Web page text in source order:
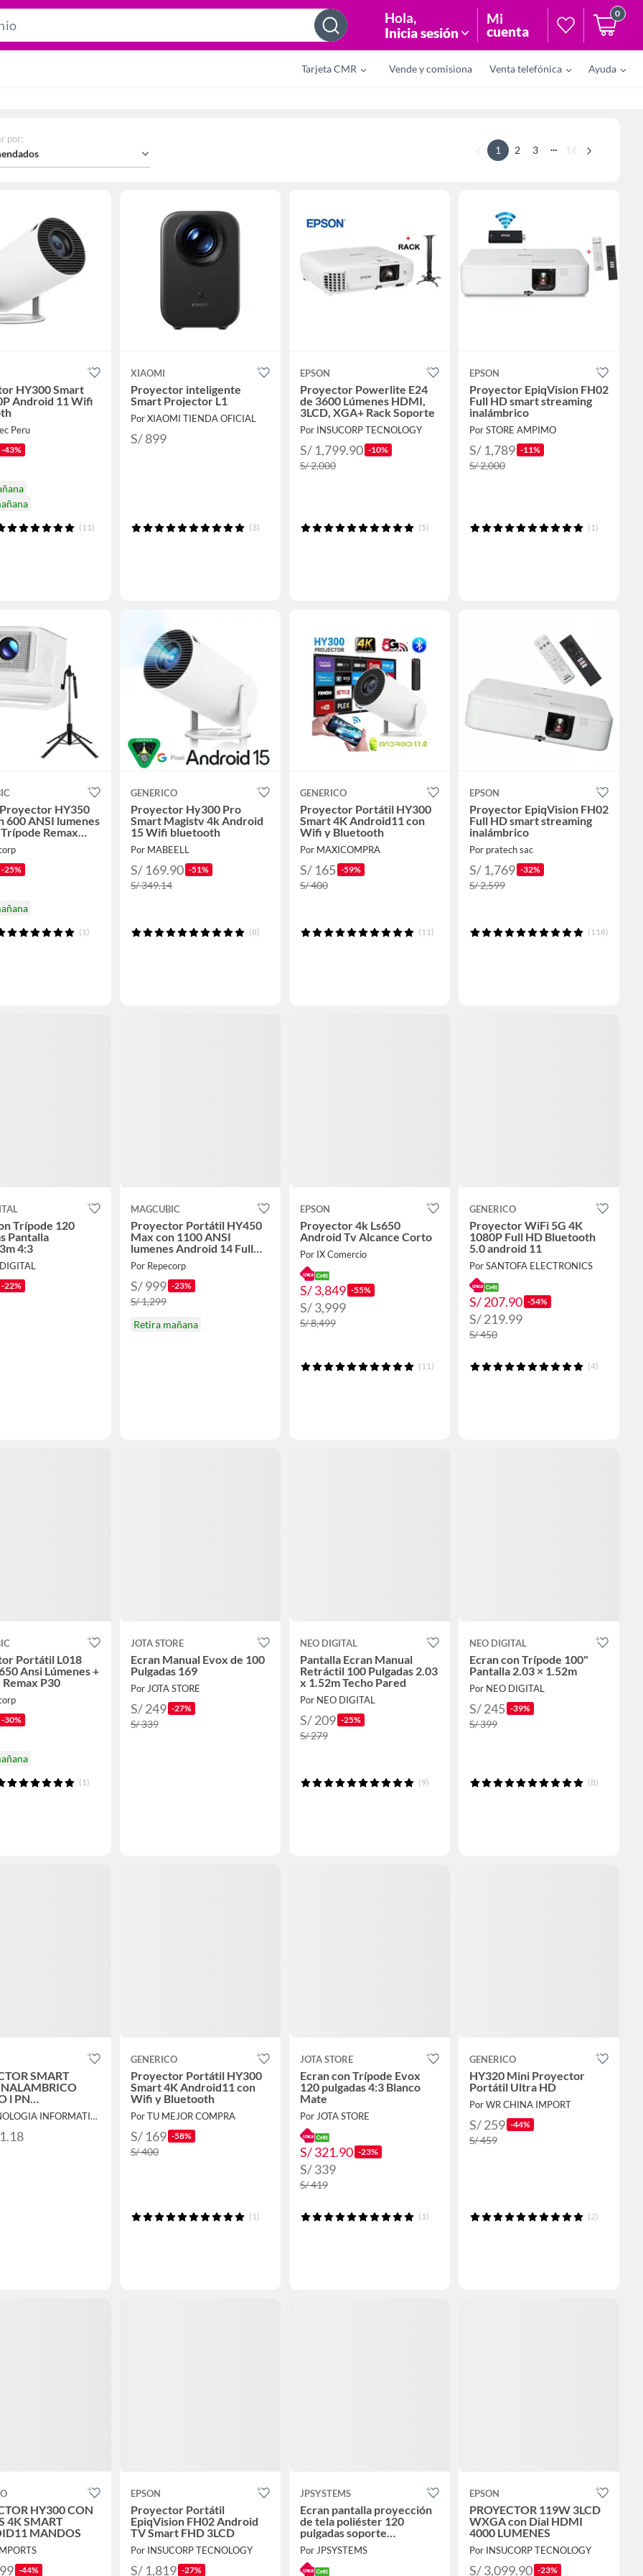
Bar
Hola,
Inicia sesión
Mi
cuenta
0
Tarjeta CMR Vende y comisiona Venta telefónica Ayuda
por:
1 2 3 ... 16
HY300 Smart
Android 11 Wifi
Peru
-43%
(11)
XIAOMI
Proyector inteligente
Smart Projector L1
Por XIAOMI TIENDA OFICIAL
S/ 899
(3)
EPSON
Proyector Powerlite E24
de 3600 Lúmenes HDMI,
3LCD, XGA+ Rack Soporte
Por INSUCORP TECNOLOGY
S/ 1,799.90 -10%
S/ 2,000
(5)
EPSON
Proyector EpiqVision FH02
Full HD smart streaming
inalámbrico
Por STORE AMPIMO
S/ 1,789 -11%
S/ 2,000
(1)
HY350
600 ANSI lumenes
Remax
-25%
(1)
GENERICO
Proyector Hy300 Pro
Smart Magistv 4k Android
15 Wifi bluetooth
Por MABEELL
S/ 169.90 -51%
S/ 349.14
(8)
GENERICO
Proyector Portátil HY300
Smart 4K Android11 con
Wifi y Bluetooth
Por MAXICOMPRA
S/ 165 -59%
S/ 400
(11)
EPSON
Proyector EpiqVision FH02
Full HD smart streaming
inalámbrico
Por pratech sac
S/ 1,769 -32%
S/ 2,599
(118)
Trípode 120
Pantalla
4:3
-22%
MAGCUBIC
Proyector Portátil HY450
Max con 1100 ANSI
lumenes Android 14 Full
HD y Enfoque Automático
Por Repecorp
S/ 999 -23%
S/ 1,299
Retira mañana
EPSON
Proyector 4k Ls650
Android Tv Alcance Corto
Por IX Comercio
S/ 3,849 -55%
S/ 3,999
S/ 8,499
(11)
GENERICO
Proyector WiFi 5G 4K
1080P Full HD Bluetooth
5.0 android 11
Por SANTOFA ELECTRONICS
S/ 207.90 -54%
S/ 219.99
S/ 450
(4)
Portátil L018
Ansi Lúmenes +
P30
-30%
(1)
JOTA STORE
Ecran Manual Evox de 100
Pulgadas 169
Por JOTA STORE
S/ 249 -27%
S/ 339
NEO DIGITAL
Pantalla Ecran Manual
Retráctil 100 Pulgadas 2.03
x 1.52m Techo Pared
Por NEO DIGITAL
S/ 209 -25%
S/ 279
(9)
NEO DIGITAL
Ecran con Trípode 100"
Pantalla 2.03 × 1.52m
Por NEO DIGITAL
S/ 245 -39%
S/ 399
(8)
SMART
l PN
Por TECNOLOGIA INFORMATICA Y CONSULTORIA
GENERICO
Proyector Portátil HY300
Smart 4K Android11 con
Wifi y Bluetooth
Por TU MEJOR COMPRA
S/ 169 -58%
S/ 400
(1)
JOTA STORE
Ecran con Trípode Evox
120 pulgadas 4:3 Blanco
Mate
Por JOTA STORE
S/ 321.90 -23%
S/ 339
S/ 419
(1)
GENERICO
HY320 Mini Proyector
Portátil Ultra HD
Por WR CHINA IMPORT
S/ 259 -44%
S/ 459
(2)
HY300 CON
4K SMART
MANDOS
-44%
EPSON
Proyector Portátil
EpiqVision FH02 Android
TV Smart FHD 3LCD
Por INSUCORP TECNOLOGY
S/ 1,819 -27%
JPSYSTEMS
Ecran pantalla proyección
de tela poliéster 120
pulgadas soporte
desmontable tripode +
maleta
Por JPSYSTEMS
EPSON
PROYECTOR 119W 3LCD
WXGA con Dial HDMI
4000 LUMENES
Por INSUCORP TECNOLOGY
S/ 3,099.90 -23%